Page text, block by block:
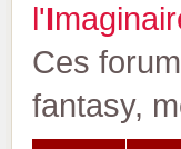
l'I
Ces
fantasy,